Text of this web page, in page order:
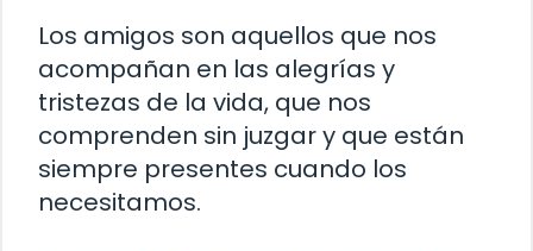
Los amigos son aquellos que nos
acompañan en las alegrías y
tristezas de la vida, que nos
comprenden sin juzgar y que están
siempre presentes cuando los
necesitamos.